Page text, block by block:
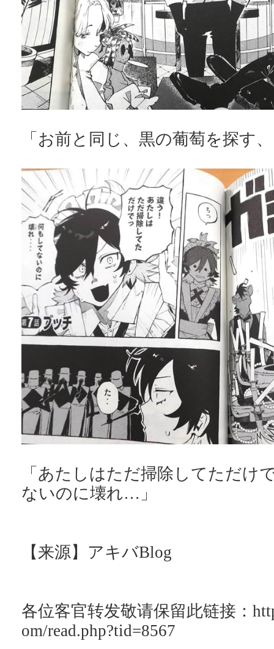
「お前と同じ、黒の葡萄を探す
「あたしはただ掃除してただけ
ないのに壊れ…」
【来源】アキバBlog
各位客官转发敬请保留此链接：
om/read.php?tid=8567